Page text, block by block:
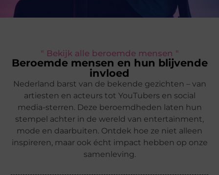
" Bekijk alle beroemde mensen "
Beroemde mensen en hun blijvende
invloed
Nederland barst van de bekende gezichten – van
artiesten en acteurs tot YouTubers en social
media-sterren. Deze beroemdheden laten hun
stempel achter in de wereld van entertainment,
mode en daarbuiten. Ontdek hoe ze niet alleen
inspireren, maar ook écht impact hebben op onze
samenleving.